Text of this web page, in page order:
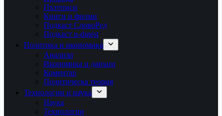
Пътеписи
Книги и филми
Подкаст СловоРед
Подкаст u-digest
Политика и икономика
Анализи
Икономика и данъци
Коментар
Политическа теория
Технологии и наука
Наука
Технологии